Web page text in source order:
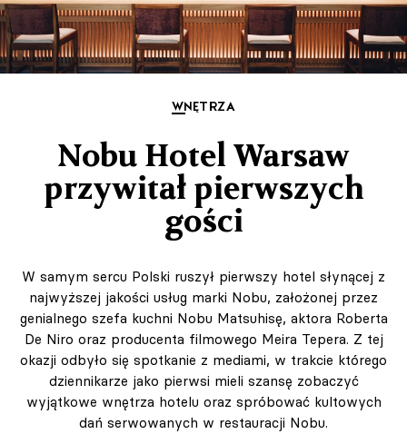
WNĘTRZA
Nobu Hotel Warsaw
przywitał pierwszych
gości
W samym sercu Polski ruszył pierwszy hotel słynącej z
najwyższej jakości usług marki Nobu, założonej przez
genialnego szefa kuchni Nobu Matsuhisę, aktora Roberta
De Niro oraz producenta filmowego Meira Tepera. Z tej
okazji odbyło się spotkanie z mediami, w trakcie którego
dziennikarze jako pierwsi mieli szansę zobaczyć
wyjątkowe wnętrza hotelu oraz spróbować kultowych
dań serwowanych w restauracji Nobu.